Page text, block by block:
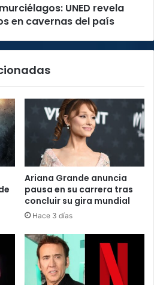
UNED revela
en cavernas del país
Ariana Grande anuncia
pausa en su carrera tras
concluir su gira mundial
Hace 3 días